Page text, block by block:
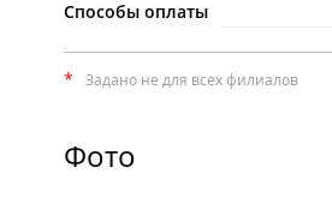
Способы оплаты
* Задано не для всех филиалов
Фото